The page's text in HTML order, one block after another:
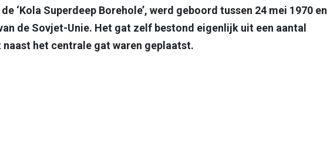
‘Kola Superdeep Borehole’, werd geboord tussen 24 mei 1970 en
de Sovjet-Unie. Het gat zelf bestond eigenlijk uit een aantal
naast het centrale gat waren geplaatst.